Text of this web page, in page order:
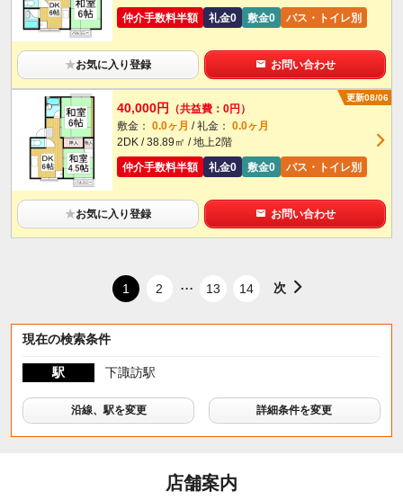
仲介手数料半額
礼金0 敷金0 バス・トイレ別
★お気に入り登録 お問い合わせ
更新08/06
40,000円
（共益費：0円）
敷金： 0.0ヶ月 / 礼金： 0.0ヶ月
2DK / 38.89㎡ / 地上2階
仲介手数料半額
礼金0 敷金0 バス・トイレ別
★お気に入り登録 お問い合わせ
1 2 ... 13 14 次
現在の検索条件
駅 下諏訪駅
沿線、駅を変更 詳細条件を変更
店舗案内